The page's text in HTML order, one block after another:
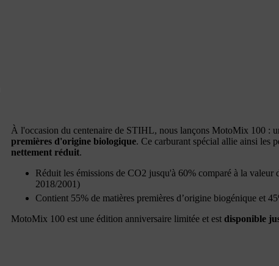
À l'occasion du centenaire de STIHL, nous lançons MotoMix 100 :
premières d'origine biologique. Ce carburant spécial allie ainsi les
nettement réduit.
Réduit les émissions de CO2 jusqu'à 60% comparé à la valeur
2018/2001)
Contient 55% de matières premières d’origine biogénique et
MotoMix 100 est une édition anniversaire limitée et estdisponible